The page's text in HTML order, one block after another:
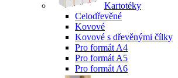
Kartotéky
Celodřevěné
Kovové
Kovové s dřevěnými čílky
Pro formát A4
Pro formát A5
Pro formát A6